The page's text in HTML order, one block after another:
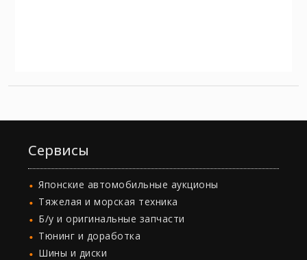
Сервисы
Японские автомобильные аукционы
Тяжелая и морская техника
Б/у и оригинальные запчасти
Тюнинг и доработка
Шины и диски